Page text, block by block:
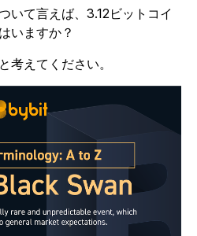
いて言えば、3.12ビットコイ
いますか？
考えてください。